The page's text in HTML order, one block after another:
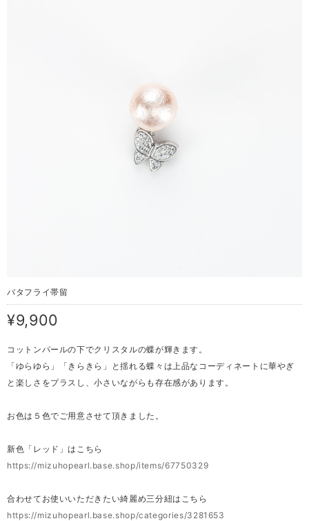
バタフライ帯留
¥9,900
コットンパールの下でクリスタルの蝶が輝きます。
「ゆらゆら」「きらきら」と揺れる蝶々は上品なコーディネートに華やぎ
と楽しさをプラスし、小さいながらも存在感があります。
お色は５色でご用意させて頂きました。
新色「レッド」はこちら
https://mizuhopearl.base.shop/items/67750329
合わせてお使いいただきたい綺麗め三分紐はこちら
https://mizuhopearl.base.shop/categories/3281653